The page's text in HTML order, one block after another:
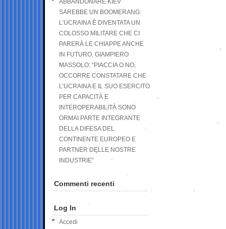
ABBANDONARE KIEV
SAREBBE UN BOOMERANG:
L’UCRAINA È DIVENTATA UN
COLOSSO MILITARE CHE CI
PARERÀ LE CHIAPPE ANCHE
IN FUTURO. GIAMPIERO
MASSOLO: “PIACCIA O NO,
OCCORRE CONSTATARE CHE
L’UCRAINA E IL SUO ESERCITO
PER CAPACITÀ E
INTEROPERABILITÀ SONO
ORMAI PARTE INTEGRANTE
DELLA DIFESA DEL
CONTINENTE EUROPEO E
PARTNER DELLE NOSTRE
INDUSTRIE”
Commenti recenti
Log In
Accedi